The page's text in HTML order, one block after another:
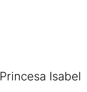
Princesa Isabel